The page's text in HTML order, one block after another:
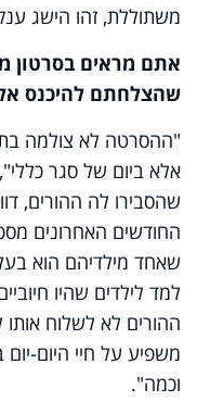
משתוללת, זהו הישג
אתם מראים בסרטון
שהצלחתם להיכנס
"ההסרטה לא צולמה
אלא ביום של סגר
שהסבירו לה ההורים,
החודשים האחרונים
שאחד מילדיהם הוא
למד לילדים שהיו
ההורים לא לשלוח אותו
משפיע על חיי היום-
וכמה".